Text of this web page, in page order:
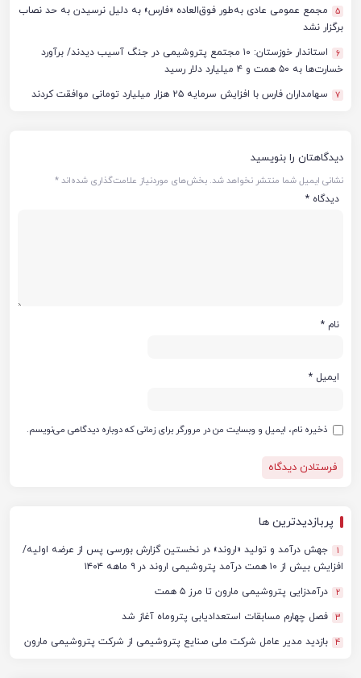
5
مجمع عمومی عادی به‌طور فوق‌العاده «فارس» به دلیل نرسیدن به حد نصاب
برگزار نشد
6
استاندار خوزستان: ۱۰ مجتمع پتروشیمی در جنگ آسیب دیدند/ برآورد
خسارت‌ها به ۵۰ همت و ۴ میلیارد دلار رسید
7 سهامداران فارس با افزایش سرمایه ۲۵ هزار میلیارد تومانی موافقت کردند
دیدگاهتان را بنویسید
نشانی ایمیل شما منتشر نخواهد شد. بخش‌های موردنیاز علامت‌گذاری شده‌اند*
دیدگاه *
نام *
ایمیل *
ذخیره نام، ایمیل و وبسایت من در مرورگر برای زمانی که دوباره دیدگاهی می‌نویسم.
پربازدیدترین ها
1
جهش درآمد و تولید «اروند» در نخستین گزارش بورسی پس از عرضه اولیه/
افزایش بیش از ۱۰ همت درآمد پتروشیمی اروند در ۹ ماهه ۱۴۰۴
2 درآمدزایی پتروشیمی مارون تا مرز ۵ همت
3 فصل چهارم مسابقات استعدادیابی پتروماه آغاز شد
4 بازدید مدیر عامل شرکت ملی صنایع پتروشیمی از شرکت پتروشیمی مارون